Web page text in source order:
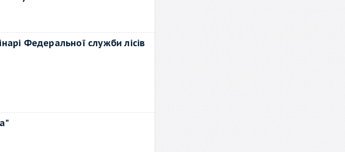
Федеральної служби лісів